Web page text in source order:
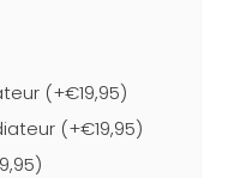
(+€19,95)
(+€19,95)